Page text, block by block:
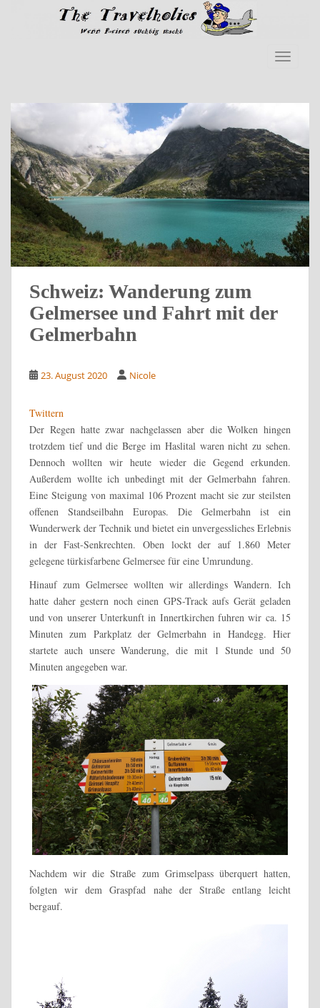
Skip to main content
Schweiz: Wanderung zum
Gelmersee und Fahrt mit der
Gelmerbahn
23. August 2020 Nicole
Twittern
Der Regen hatte zwar nachgelassen aber die Wolken hingen
trotzdem tief und die Berge im Haslital waren nicht zu sehen.
Dennoch wollten wir heute wieder die Gegend erkunden.
Außerdem wollte ich unbedingt mit der Gelmerbahn fahren.
Eine Steigung von maximal 106 Prozent macht sie zur steilsten
offenen Standseilbahn Europas. Die Gelmerbahn ist ein
Wunderwerk der Technik und bietet ein unvergessliches Erlebnis
in der Fast-Senkrechten. Oben lockt der auf 1.860 Meter
gelegene türkisfarbene Gelmersee für eine Umrundung.
Hinauf zum Gelmersee wollten wir allerdings Wandern. Ich
hatte daher gestern noch einen GPS-Track aufs Gerät geladen
und von unserer Unterkunft in Innertkirchen fuhren wir ca. 15
Minuten zum Parkplatz der Gelmerbahn in Handegg. Hier
startete auch unsere Wanderung, die mit 1 Stunde und 50
Minuten angegeben war.
Nachdem wir die Straße zum Grimselpass überquert hatten,
folgten wir dem Graspfad nahe der Straße entlang leicht
bergauf.